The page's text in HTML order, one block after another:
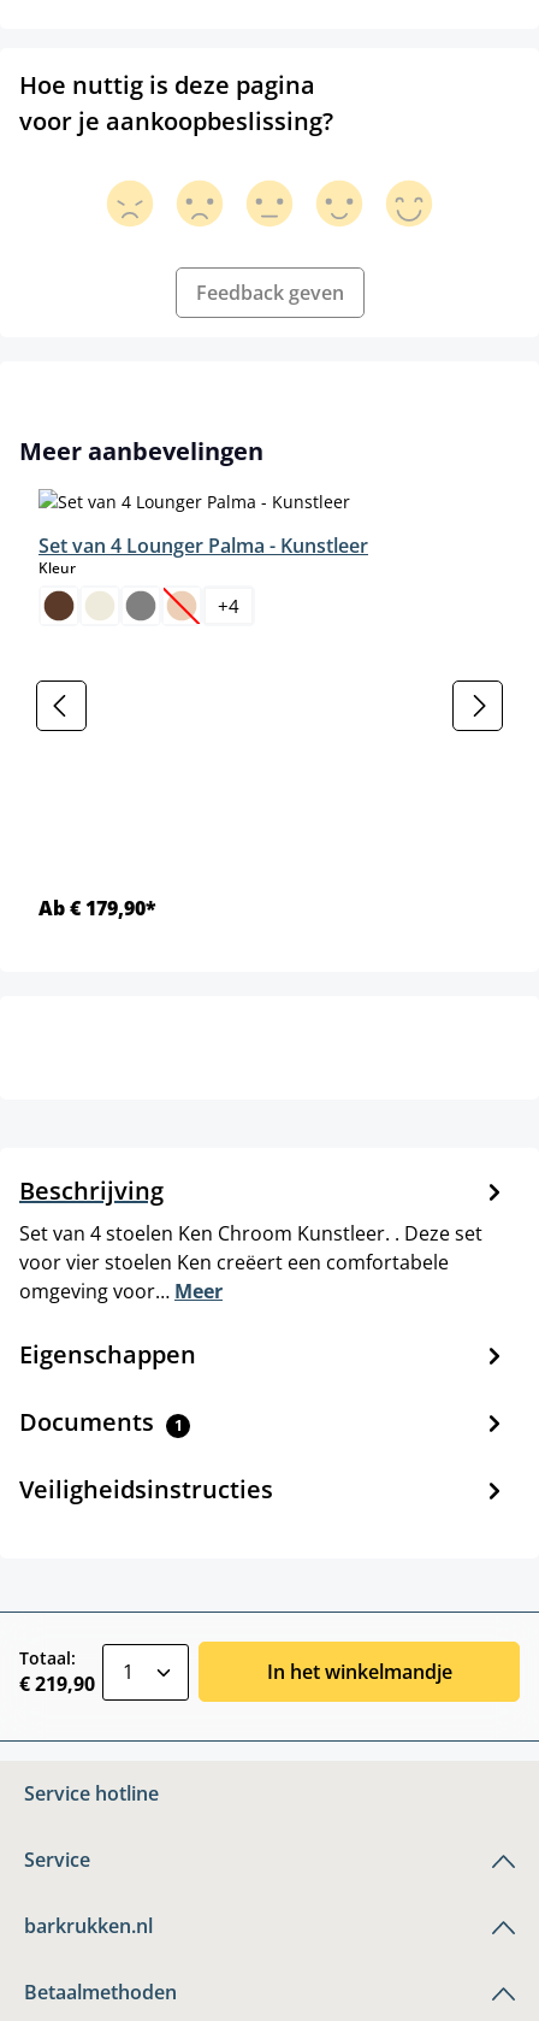
Hoe nuttig is deze pagina
voor je aankoopbeslissing?
Feedback geven
Productgalerij overslaan
Meer aanbevelingen
Set van 4 Lounger Palma - Kunstleer
Kleurselect
(Deze optie is momenteel niet beschikbaar.)
+4
Ab € 179,90*
Beschrijving
Set van 4 stoelen Ken Chroom Kunstleer. . Deze set
voor vier stoelen Ken creëert een comfortabele
omgeving voor… Meer
Eigenschappen
Documents 1
Veiligheidsinstructies
Totaal:
€ 219,90 In het winkelmandje
Service hotline
Service
barkrukken.nl
Betaalmethoden